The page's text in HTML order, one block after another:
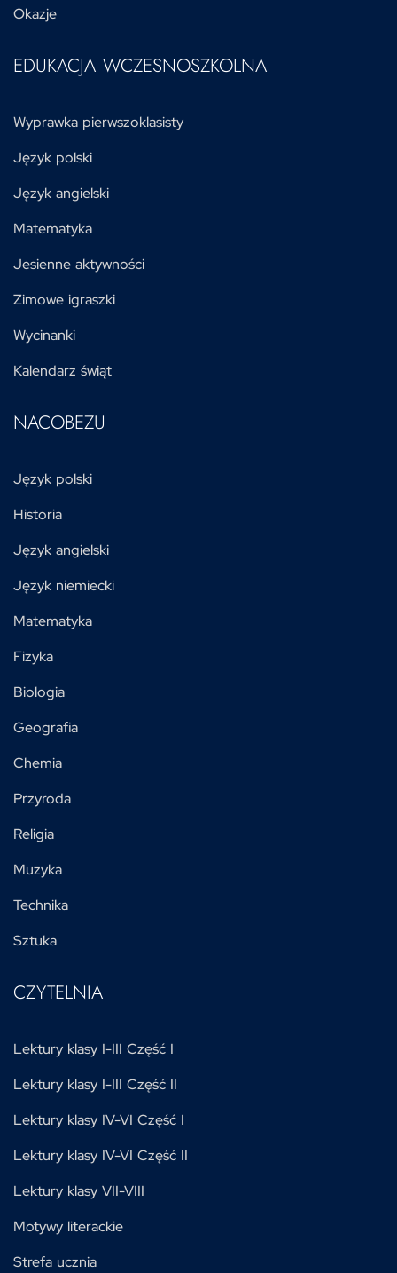
Okazje
EDUKACJA WCZESNOSZKOLNA
Wyprawka pierwszoklasisty
Język polski
Język angielski
Matematyka
Jesienne aktywności
Zimowe igraszki
Wycinanki
Kalendarz świąt
NACOBEZU
Język polski
Historia
Język angielski
Język niemiecki
Matematyka
Fizyka
Biologia
Geografia
Chemia
Przyroda
Religia
Muzyka
Technika
Sztuka
CZYTELNIA
Lektury klasy I-III Część I
Lektury klasy I-III Część II
Lektury klasy IV-VI Część I
Lektury klasy IV-VI Część II
Lektury klasy VII-VIII
Motywy literackie
Strefa ucznia